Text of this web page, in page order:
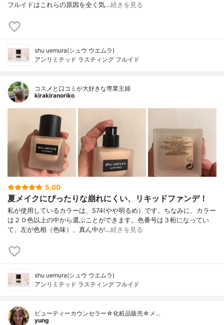
フルイドはこれらの原因を全く気…続きを見る
shu uemura(シュウ ウエムラ)
アンリミテッド ラスティング フルイド
コスメと口コミが大好きな専業主婦
kirakiranoriko
5.00
夏メイクにぴったりな崩れにくい、リキッドファンデ！
私が使用しているカラーは、574(やや明るめ）です。ちなみに、カラー
は２０色以上の中から選ぶことができます。色番号は３桁になってい
て、左が色相（色味）、真ん中が…続きを見る
shu uemura(シュウ ウエムラ)
アンリミテッド ラスティング フルイド
ビューティーカウンセラー☆化粧品販売☆メ…
yung